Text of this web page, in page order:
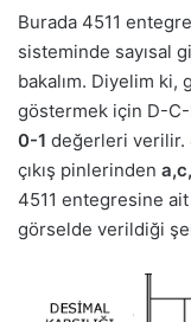
Burada 4511
sisteminde sayısal
bakalım. Diyelim ki,
göstermek için D-C-
0-1 değerleri verilir.
çıkış pinlerinden
4511 entegresine
görselde verildiği